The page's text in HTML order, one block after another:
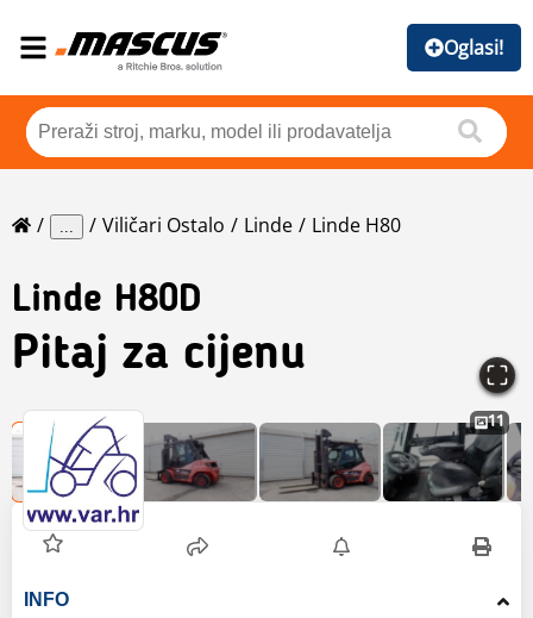
Oglasi!
... Viličari Ostalo Linde Linde H80
Linde H80D
Pitaj za cijenu
11
INFO